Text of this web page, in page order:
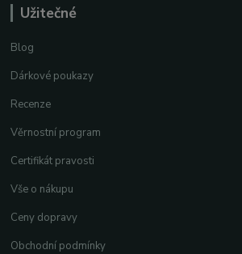
Užitečné
Blog
Dárkové poukazy
Recenze
Věrnostní program
Certifikát pravosti
Vše o nákupu
Ceny dopravy
Obchodní podmínky